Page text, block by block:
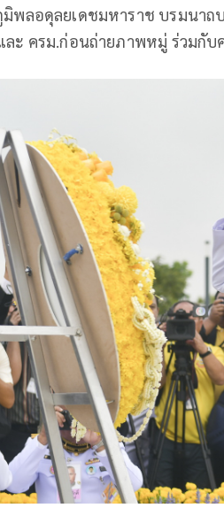
พลอดุลยเดชมหาราช บรมนาถ
ละ ครม.ก่อนถ่ายภาพหมู่ ร่วมกับ